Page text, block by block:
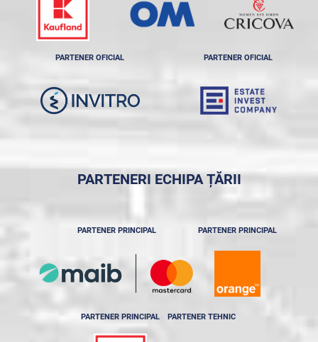
PARTENER OFICIAL PARTENER OFICIAL
PARTENERI ECHIPA ȚĂRII
PARTENER PRINCIPAL PARTENER PRINCIPAL
PARTENER PRINCIPAL PARTENER TEHNIC